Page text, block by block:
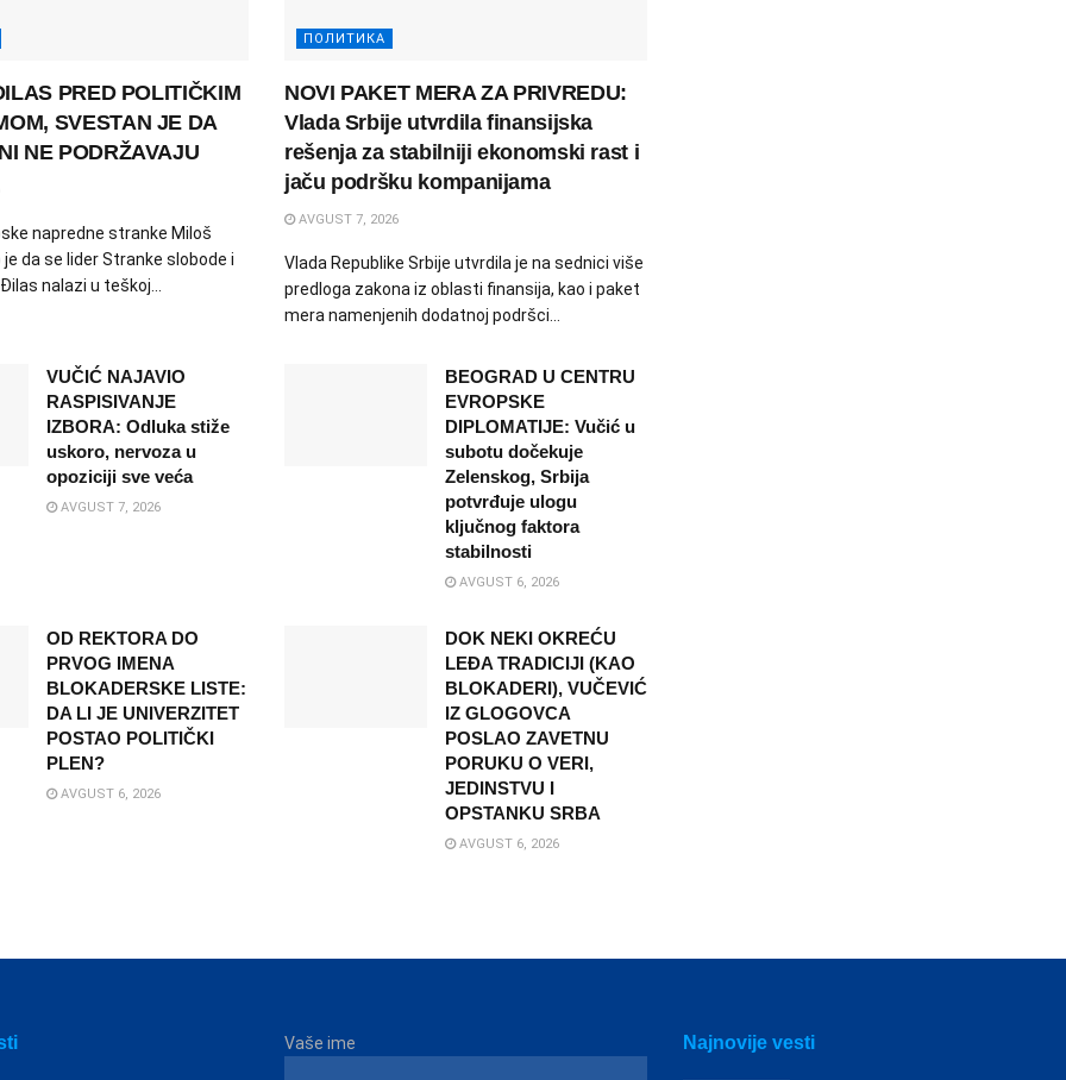
PRED POLITIČKIM
SVESTAN JE DA
NE PODRŽAVAJU
napredne stranke Miloš
da se lider Stranke slobode i
nalazi u teškoj...
ПОЛИТИКА
NOVI PAKET MERA ZA PRIVREDU:
Vlada Srbije utvrdila finansijska
rešenja za stabilniji ekonomski rast i
jaču podršku kompanijama
AVGUST 7, 2026
Vlada Republike Srbije utvrdila je na sednici više
predloga zakona iz oblasti finansija, kao i paket
mera namenjenih dodatnoj podršci...
VUČIĆ NAJAVIO
RASPISIVANJE
IZBORA: Odluka stiže
uskoro, nervoza u
opoziciji sve veća
AVGUST 7, 2026
BEOGRAD U CENTRU
EVROPSKE
DIPLOMATIJE: Vučić u
subotu dočekuje
Zelenskog, Srbija
potvrđuje ulogu
ključnog faktora
stabilnosti
AVGUST 6, 2026
OD REKTORA DO
PRVOG IMENA
BLOKADERSKE LISTE:
DA LI JE UNIVERZITET
POSTAO POLITIČKI
PLEN?
AVGUST 6, 2026
DOK NEKI OKREĆU
LEĐA TRADICIJI (KAO
BLOKADERI), VUČEVIĆ
IZ GLOGOVCA
POSLAO ZAVETNU
PORUKU O VERI,
JEDINSTVU I
OPSTANKU SRBA
AVGUST 6, 2026
Vaše ime Najnovije vesti